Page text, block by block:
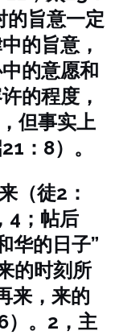
的旨意一定
的旨意，
的意愿和
的程度，
但事实上
：8）。
（徒2：
4；帖后
华的日子”
的时刻所
来，来的
）。2，主